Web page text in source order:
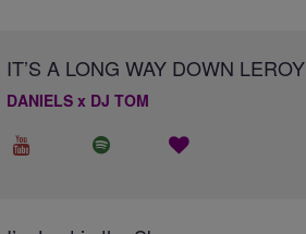
IT’S A LONG WAY DOWN LEROY
DANIELS x DJ TOM